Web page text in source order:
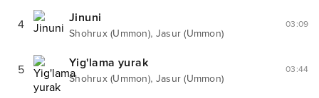
4 Jinuni
Shohrux (Ummon), Jasur (Ummon)
03:09
5 Yig'lama yurak
Shohrux (Ummon), Jasur (Ummon)
03:44